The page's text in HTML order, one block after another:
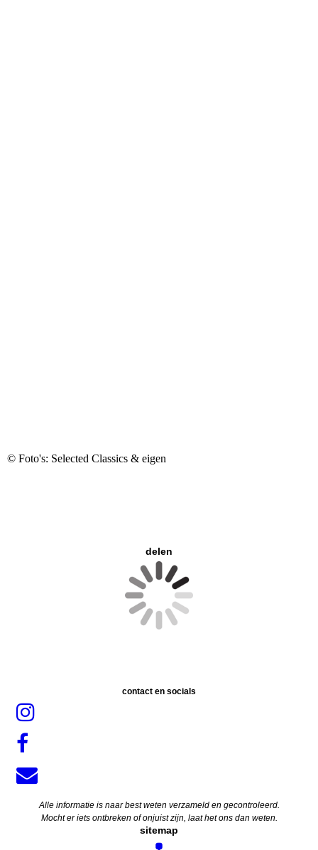
© Foto's: Selected Classics & eigen
delen
contact en socials
Alle informatie is naar best weten verzameld en gecontroleerd.
Mocht er iets ontbreken of onjuist zijn, laat het ons dan weten.
sitemap